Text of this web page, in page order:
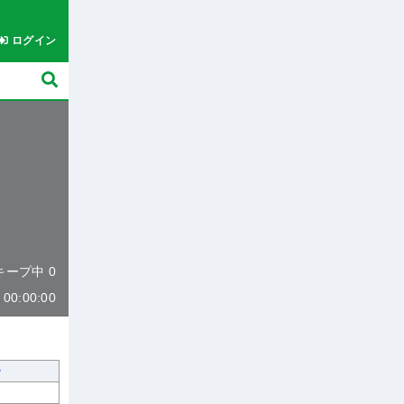
ログイン
ープ中 0
00:00:00